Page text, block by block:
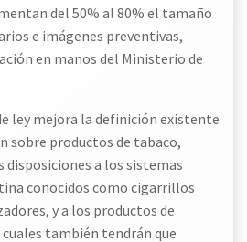
del 50% al 80% el tamaño
e imágenes preventivas,
en manos del Ministerio de
ley mejora la definición existente
sobre productos de tabaco,
disposiciones a los sistemas
conocidos como cigarrillos
y a los productos de
cuales también tendrán que